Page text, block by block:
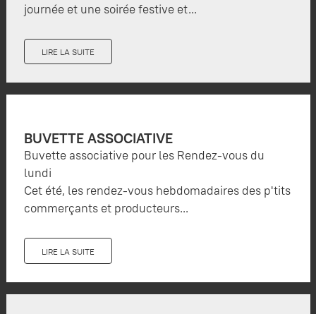
journée et une soirée festive et...
LIRE LA SUITE
BUVETTE ASSOCIATIVE
Buvette associative pour les Rendez-vous du
lundi
Cet été, les rendez-vous hebdomadaires des p'tits
commerçants et producteurs...
LIRE LA SUITE